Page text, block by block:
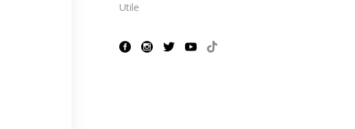
Utile